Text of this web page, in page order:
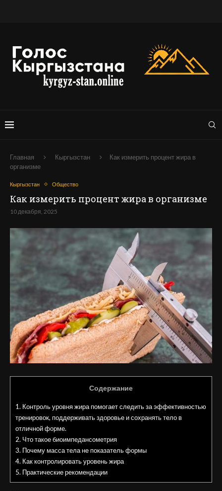
Главная Кыргызстан
Как измерить процент жира в
организме
Кыргызстан Общество
Как измерить процент жира в организме
10 декабря, 2025
Содержание
1. Контроль уровня жира помогает следить за эффективностью
тренировок, поддерживать здоровье и сохранять тело в
отличной форме.
2. Что такое биоимпедансометрия
3. Почему масса тела не показатель формы
4. Как контролировать уровень жира
5. Практические рекомендации